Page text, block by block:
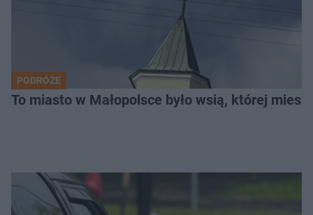
PODRÓŻE
To miasto w Małopolsce było wsią, której